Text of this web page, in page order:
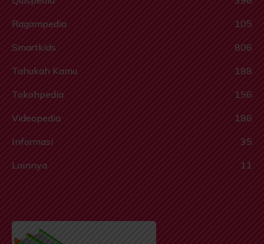
Ragampedia
105
Smartkids
806
Tahukah Kamu
188
Tokohpedia
156
Videopedia
186
Informasi
35
Lainnya
11